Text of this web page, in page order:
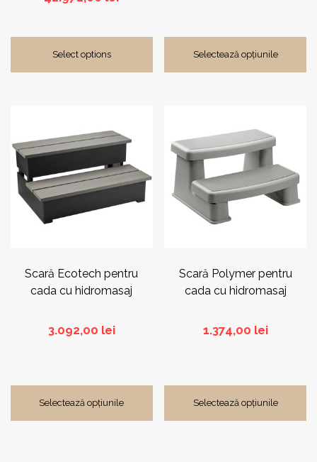
Select options Selectează opțiunile
Scară Ecotech pentru
cada cu hidromasaj
3.092,00 lei
Selectează opțiunile
are
mai
multe
variații.
Opțiunile
pagina
produsului.
Scară Polymer pentru
cada cu hidromasaj
1.374,00 lei
Selectează opțiunile
are
mai
multe
variații.
Opțiunile
pagina
produsului.